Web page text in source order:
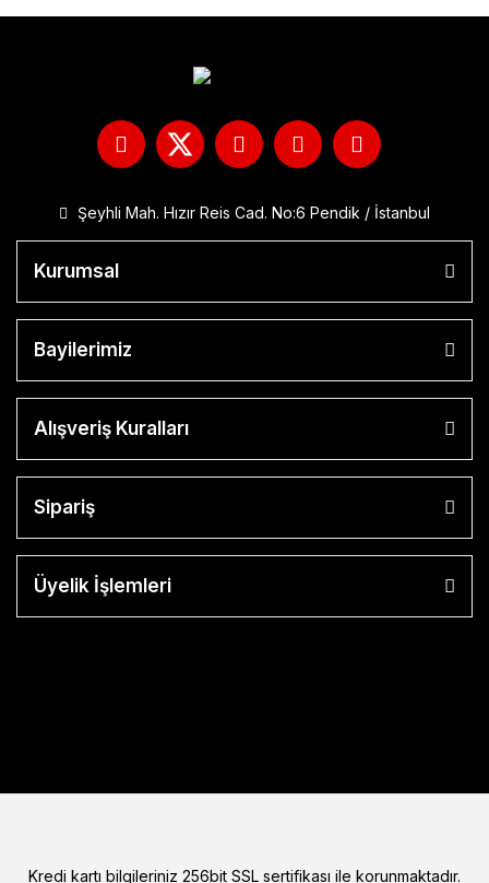
Şeyhli Mah. Hızır Reis Cad. No:6 Pendik / İstanbul
Kurumsal
Bayilerimiz
Alışveriş Kuralları
Sipariş
Üyelik İşlemleri
Kredi kartı bilgileriniz 256bit SSL sertifikası ile korunmaktadır.